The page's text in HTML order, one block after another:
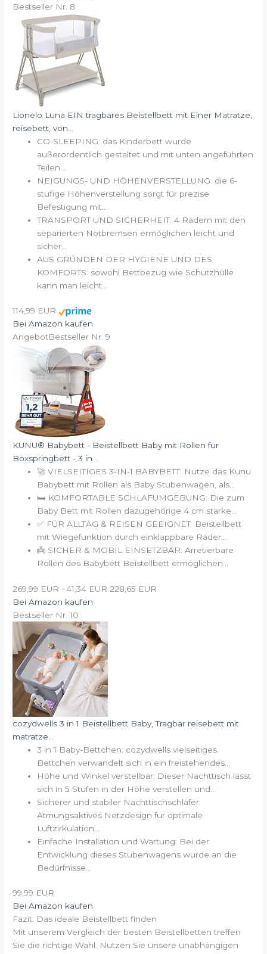
Bestseller Nr. 8
Lionelo Luna EIN tragbares Beistellbett mit Einer Matratze,
reisebett, von...
CO-SLEEPING: das Kinderbett wurde
außerordentlich gestaltet und mit unten angeführten
Teilen...
NEIGUNGS- UND HÖHENVERSTELLUNG: die 6-
stufige Höhenverstellung sorgt für prezise
Befestigung mit...
TRANSPORT UND SICHERHEIT: 4 Rädern mit den
separierten Notbremsen ermöglichen leicht und
sicher...
AUS GRÜNDEN DER HYGIENE UND DES
KOMFORTS: sowohl Bettbezug wie Schutzhülle
kann man leicht...
114,99 EUR
Bei Amazon kaufen
AngebotBestseller Nr. 9
KUNU® Babybett - Beistellbett Baby mit Rollen für
Boxspringbett - 3 in...
⁠🚀 VIELSEITIGES 3-IN-1 BABYBETT: Nutze das Kunu
Babybett mit Rollen als Baby Stubenwagen, als...
⁠🛏️ KOMFORTABLE SCHLAFUMGEBUNG: Die zum
Baby Bett mit Rollen dazugehörige 4 cm starke...
⁠✅ FÜR ALLTAG & REISEN GEEIGNET: Beistellbett
mit Wiegefunktion durch einklappbare Räder...
⁠👼 SICHER & MOBIL EINSETZBAR: Arretierbare
Rollen des Babybett Beistellbett ermöglichen...
269,99 EUR −41,34 EUR 228,65 EUR
Bei Amazon kaufen
Bestseller Nr. 10
cozydwells 3 in 1 Beistellbett Baby, Tragbar reisebett mit
matratze...
3 in 1 Baby-Bettchen: cozydwells vielseitiges
Bettchen verwandelt sich in ein freistehendes...
Höhe und Winkel verstellbar: Dieser Nachttisch lässt
sich in 5 Stufen in der Höhe verstellen und...
Sicherer und stabiler Nachttischschläfer:
Atmungsaktives Netzdesign für optimale
Luftzirkulation...
Einfache Installation und Wartung: Bei der
Entwicklung dieses Stubenwagens wurde an die
Bedürfnisse...
99,99 EUR
Bei Amazon kaufen
Fazit: Das ideale Beistellbett finden
Mit unserem Vergleich der besten Beistellbetten treffen
Sie die richtige Wahl. Nutzen Sie unsere unabhängigen